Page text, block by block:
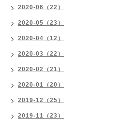
2020-06（22）
2020-05（23）
2020-04（12）
2020-03（22）
2020-02（21）
2020-01（20）
2019-12（25）
2019-11（23）